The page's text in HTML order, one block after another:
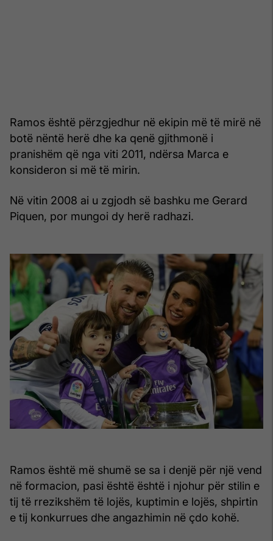
Ramos është përzgjedhur në ekipin më të mirë në
botë nëntë herë dhe ka qenë gjithmonë i
pranishëm që nga viti 2011, ndërsa Marca e
konsideron si më të mirin.
Në vitin 2008 ai u zgjodh së bashku me Gerard
Piquen, por mungoi dy herë radhazi.
Ramos është më shumë se sa i denjë për një vend
në formacion, pasi është është i njohur për stilin e
tij të rrezikshëm të lojës, kuptimin e lojës, shpirtin
e tij konkurrues dhe angazhimin në çdo kohë.